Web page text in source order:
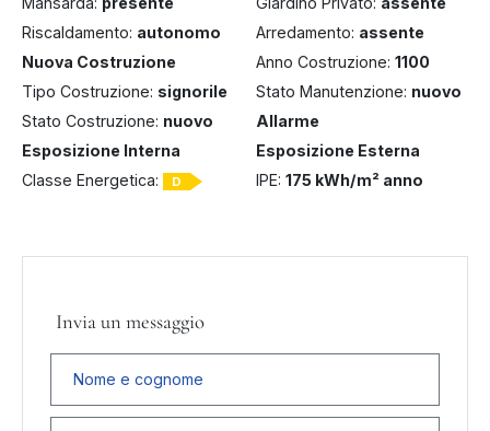
Riscaldamento: autonomo Arredamento: assente
Nuova Costruzione
Anno Costruzione: 1100
Tipo Costruzione: signorile Stato Manutenzione: nuovo
Stato Costruzione: nuovo
Allarme
Esposizione Interna
Esposizione Esterna
Classe Energetica:
D IPE: 175 kWh/m² anno
Invia un messaggio